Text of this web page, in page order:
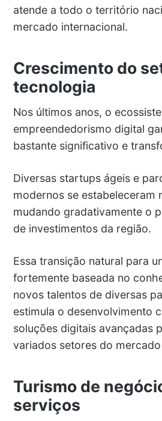
atende a todo o território
mercado internacional.
Crescimento do
tecnologia
Nos últimos anos, o
empreendedorismo digital
bastante significativo e
Diversas startups ágeis e
modernos se estabeleceram
mudando gradativamente o
de investimentos da região.
Essa transição natural para
fortemente baseada no
novos talentos de diversas
estimula o desenvolvimento
soluções digitais avançadas
variados setores do
Turismo de
serviços